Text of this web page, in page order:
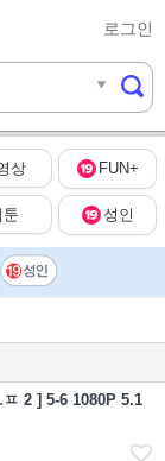
로그인
상 FUN+
툰 성인
2 ] 5-6 1080P 5.1